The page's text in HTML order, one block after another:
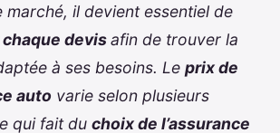
marché, il devient essentiel de
devisafin de trouver la
à ses besoins. Le prix de
auto varie selon plusieurs
qui fait du choix de l’assurance